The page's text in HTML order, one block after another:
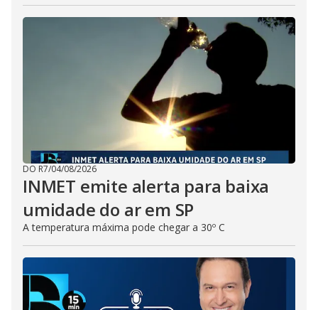
DO R7/04/08/2026
INMET emite alerta para baixa
umidade do ar em SP
A temperatura máxima pode chegar a 30º C